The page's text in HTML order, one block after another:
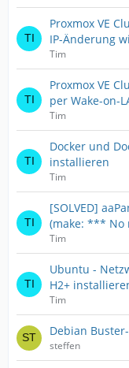
Proxmox VE
IP-Änderung
Tim
Proxmox VE
per Wake-on-
Tim
Docker und
installieren
Tim
[SOLVED]
(make: *** No
Tim
Ubuntu -
H2+
Tim
Debian
steffen